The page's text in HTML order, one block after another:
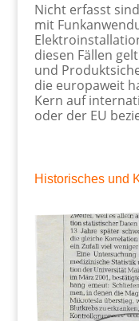
Nicht erfasst
mit
diesen Fällen
und
die europaweit
Kern auf
oder der EU
Historisches und